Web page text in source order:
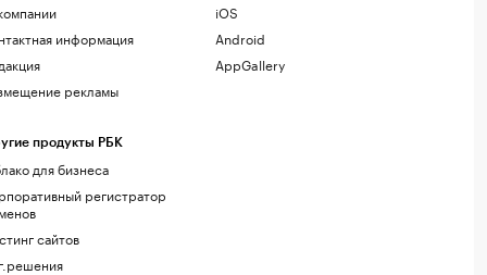
информация
рекламы
продукты РБК
для бизнеса
регистратор
сайтов
iOS
Android
AppGallery